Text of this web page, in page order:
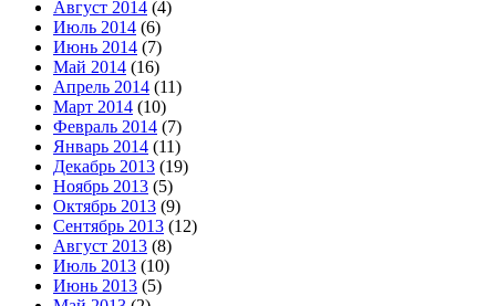
Август 2014 (4)
Июль 2014 (6)
Июнь 2014 (7)
Май 2014 (16)
Апрель 2014 (11)
Март 2014 (10)
Февраль 2014 (7)
Январь 2014 (11)
Декабрь 2013 (19)
Ноябрь 2013 (5)
Октябрь 2013 (9)
Сентябрь 2013 (12)
Август 2013 (8)
Июль 2013 (10)
Июнь 2013 (5)